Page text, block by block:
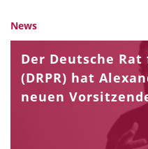
News
Der Deutsche
(DRPR) hat
neuen